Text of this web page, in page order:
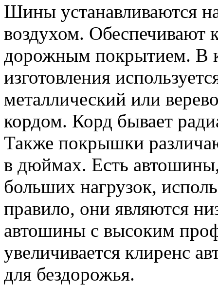
Шины устанавливаются
воздухом. Обеспечивают
дорожным покрытием. В
изготовления
металлический или
кордом. Корд бывает
Также покрышки
в дюймах. Есть
больших нагрузок,
правило, они являются
автошины с высоким
увеличивается клиренс
для бездорожья.